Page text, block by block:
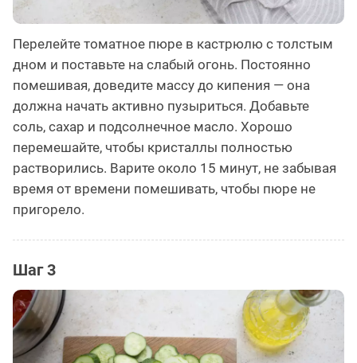
Перелейте томатное пюре в кастрюлю с толстым
дном и поставьте на слабый огонь. Постоянно
помешивая, доведите массу до кипения — она
должна начать активно пузыриться. Добавьте
соль, сахар и подсолнечное масло. Хорошо
перемешайте, чтобы кристаллы полностью
растворились. Варите около 15 минут, не забывая
время от времени помешивать, чтобы пюре не
пригорело.
Шаг 3